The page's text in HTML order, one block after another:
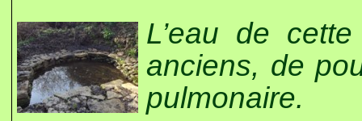
L’eau de
anciens, de
pulmonaire.